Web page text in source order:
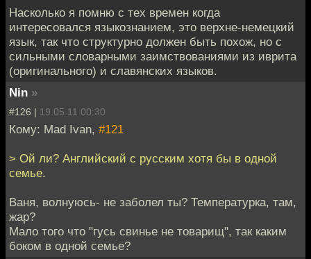
Насколько я помню с тех времен когда
интересовался языкознанием, это верхне-немецкий
язык, так что структурно должен быть похож, но с
сильными словарными заимствованиями из иврита
(оригинального) и славянских языков.
Nin »
#126 | 19.05.11 00:30
Кому: Mad Ivan, #121
> Ой ли? Английский с русским хотя бы в одной
семье.
Ваня, волнуюсь- не заболел ты? Температурка, там,
жар?
Мало того что "гусь свинье не товарищ", так каким
боком в одной семье?